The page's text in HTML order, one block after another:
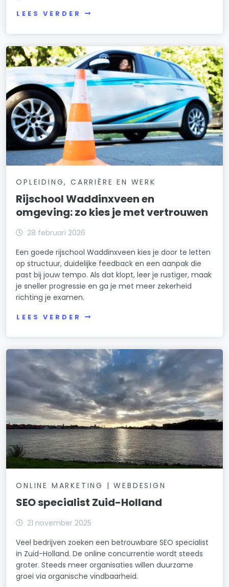
LEES VERDER
OPLEIDING, CARRIÈRE EN WERK
Rijschool Waddinxveen en
omgeving: zo kies je met vertrouwen
28 februari 2026
Een goede rijschool Waddinxveen kies je door te letten
op structuur, duidelijke feedback en een aanpak die
past bij jouw tempo. Als dat klopt, leer je rustiger, maak
je sneller progressie en ga je met meer zekerheid
richting je examen.
LEES VERDER
ONLINE MARKETING | WEBDESIGN
SEO specialist Zuid-Holland
21 november 2025
Veel bedrijven zoeken een betrouwbare SEO specialist
in Zuid-Holland. De online concurrentie wordt steeds
groter. Steeds meer organisaties willen duurzame
groei via organische vindbaarheid.